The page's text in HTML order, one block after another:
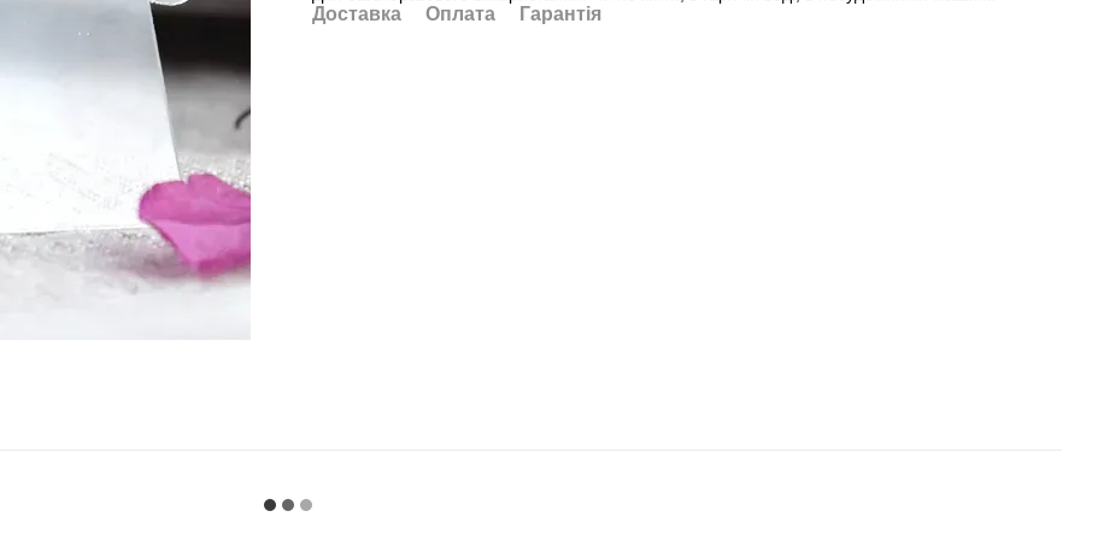
Доставка Оплата Гарантія